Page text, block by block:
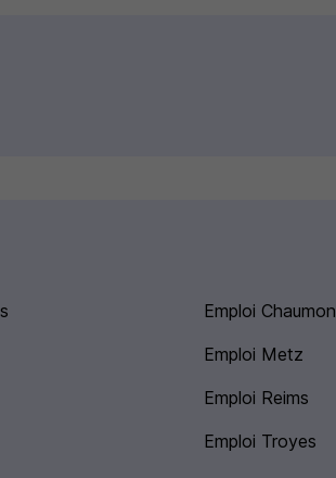
Emploi
Emploi Metz
Emploi Reims
Emploi Troyes